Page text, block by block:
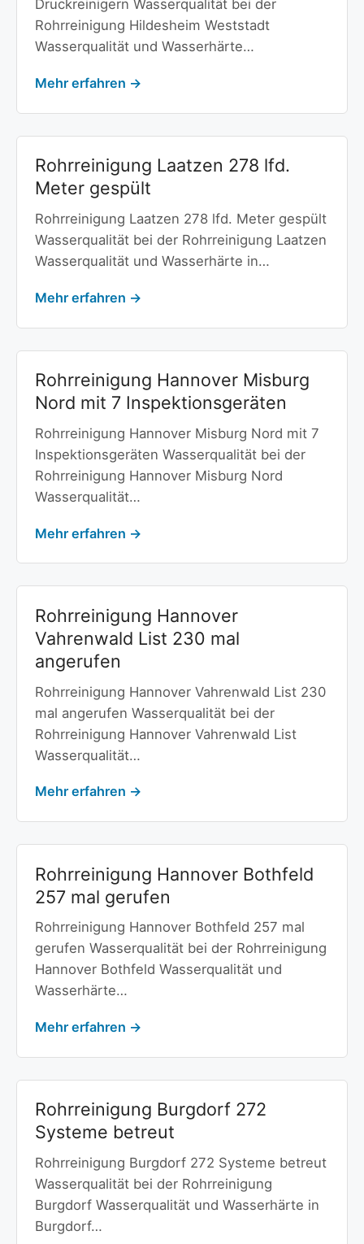
Druckreinigern Wasserqualität bei der
Rohrreinigung Hildesheim Weststadt
Wasserqualität und Wasserhärte…
Mehr erfahren →
Rohrreinigung Laatzen 278 lfd.
Meter gespült
Rohrreinigung Laatzen 278 lfd. Meter gespült
Wasserqualität bei der Rohrreinigung Laatzen
Wasserqualität und Wasserhärte in…
Mehr erfahren →
Rohrreinigung Hannover Misburg
Nord mit 7 Inspektionsgeräten
Rohrreinigung Hannover Misburg Nord mit 7
Inspektionsgeräten Wasserqualität bei der
Rohrreinigung Hannover Misburg Nord
Wasserqualität…
Mehr erfahren →
Rohrreinigung Hannover
Vahrenwald List 230 mal
angerufen
Rohrreinigung Hannover Vahrenwald List 230
mal angerufen Wasserqualität bei der
Rohrreinigung Hannover Vahrenwald List
Wasserqualität…
Mehr erfahren →
Rohrreinigung Hannover Bothfeld
257 mal gerufen
Rohrreinigung Hannover Bothfeld 257 mal
gerufen Wasserqualität bei der Rohrreinigung
Hannover Bothfeld Wasserqualität und
Wasserhärte…
Mehr erfahren →
Rohrreinigung Burgdorf 272
Systeme betreut
Rohrreinigung Burgdorf 272 Systeme betreut
Wasserqualität bei der Rohrreinigung
Burgdorf Wasserqualität und Wasserhärte in
Burgdorf…